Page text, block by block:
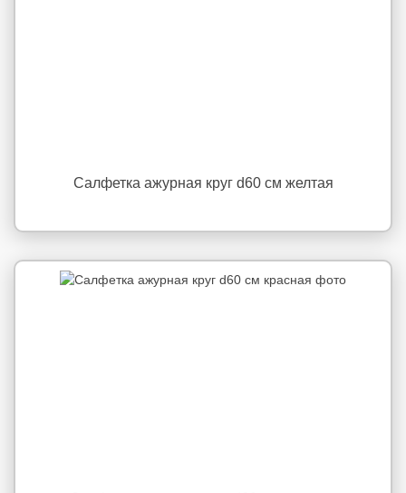
Салфетка ажурная круг d60 см желтая